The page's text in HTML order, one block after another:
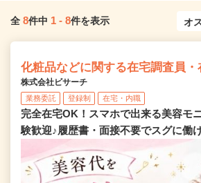
全 8件中 1 - 8件を表示
化粧品などに関する在宅調査員
株式会社ビサーチ
業務委託 登録制 在宅・内職
完全在宅OK！スマホで出来る美容モ
験歓迎♪履歴書・面接不要でスグに働